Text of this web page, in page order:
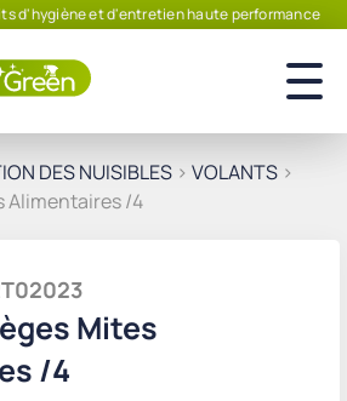
d'hygiène et d'entretien haute performance
DES NUISIBLES > VOLANTS >
Alimentaires /4
Mites
/4